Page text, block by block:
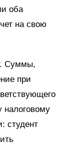
оба
на свою
Суммы,
при
налоговому
студент